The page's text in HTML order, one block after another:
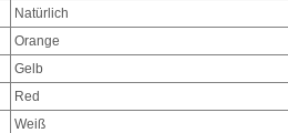
Natürlich
Orange
Gelb
Red
Weiß